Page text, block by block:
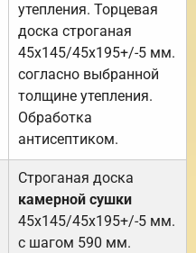
утепления. Торцевая
доска строганая
45х145/45х195+/-5 мм.
согласно выбранной
толщине утепления.
Обработка
антисептиком.
Строганая доска
камерной сушки
45х145/45х195+/-5 мм.
с шагом 590 мм.